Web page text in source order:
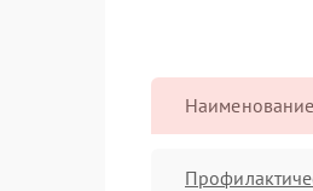
Наименование